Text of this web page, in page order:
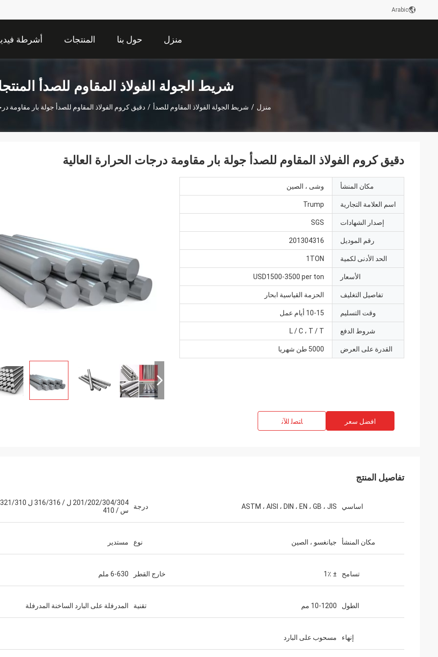
Arabic
منزل حول بنا المنتجات أشرطة
شريط الجولة الفولاذ المقاوم للصدأ
منزل / شريط الجولة الفولاذ المقاوم للصدأ / دقيق كروم الفولاذ المقاوم للصدأ جولة بار مقاومة
M.Boroomandi
في تعاوننا على مدى السنوات العشر
حققنا الفوز.
دقيق كروم الفولاذ المقاوم للصدأ جولة بار مقاومة درجات الحرارة العالية
مكان المنشأ وشى ، الصين
اسم العلامة التجارية Trump
إصدار الشهادات SGS
رقم الموديل 201304316
الحد الأدنى لكمية 1TON
الأسعار USD1500-3500 per ton
تفاصيل التغليف الحزمة القياسية ابحار
وقت التسليم 10-15 أيام عمل
شروط الدفع L / C ، T / T
القدرة على العرض 5000 طن شهريا
افضل سعر ﺎﺘﺼﻟ ﺍﻶﻧ
تفاصيل المنتج
اساسي ASTM ، AISI ، DIN ، EN ، GB ، JIS درجة
201/202/304/304 ل / 316/316 ل 321/310
س / 410
مكان المنشأ جيانغسو ، الصين نوع مستدير
تسامح ± 1٪ خارج القطر 6-630 ملم
الطول 10-1200 مم تقنية المدرفلة على البارد الساخنة المدرفلة
إنهاء مسحوب على البارد